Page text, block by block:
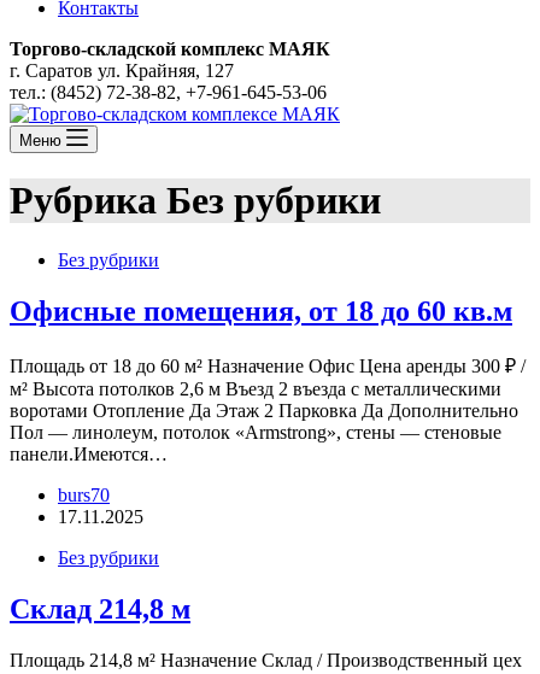
Контакты
Торгово-складской комплекс МАЯК
г. Саратов ул. Крайняя, 127
тел.: (8452) 72-38-82, +7-961-645-53-06
Меню
Рубрика Без рубрики
Без рубрики
Офисные помещения, от 18 до 60 кв.м
Площадь от 18 до 60 м² Назначение Офис Цена аренды 300 ₽ /
м² Высота потолков 2,6 м Въезд 2 въезда с металлическими
воротами Отопление Да Этаж 2 Парковка Да Дополнительно
Пол — линолеум, потолок «Armstrong», стены — стеновые
панели.Имеются…
burs70
17.11.2025
Без рубрики
Склад 214,8 м
Площадь 214,8 м² Назначение Склад / Производственный цех